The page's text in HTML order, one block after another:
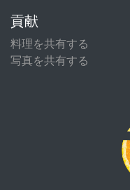
貢献
料理を共有する
写真を共有する